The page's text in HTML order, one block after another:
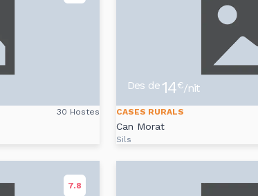
30 Hostes
Des de 14€/nit
CASES RURALS
Can Morat
Sils
7.8